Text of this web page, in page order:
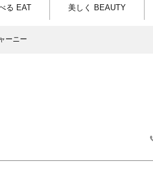
る EAT 美しく BEAUTY
ーニー